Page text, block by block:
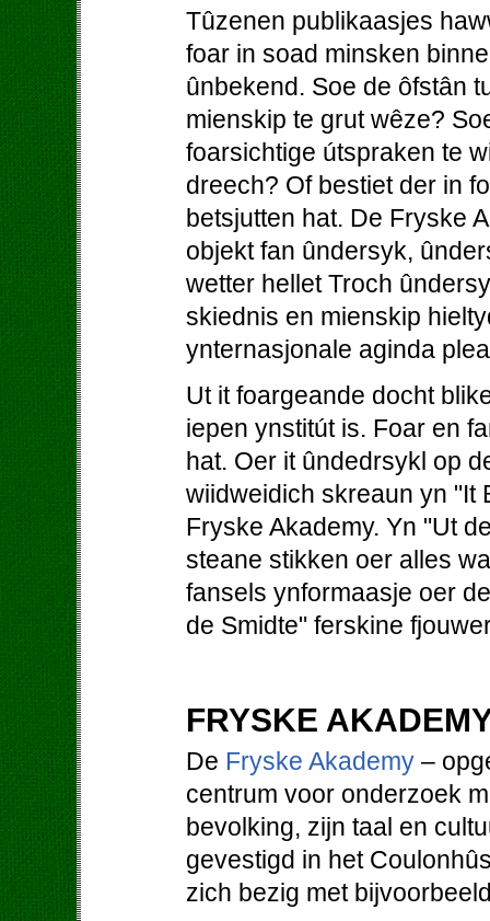
Tûzenen publikaasjes
foar in soad minsken
ûnbekend. Soe de ôfstân
mienskip te grut wêze?
foarsichtige útspraken te
dreech? Of bestiet der in
betsjutten hat. De Fryske
objekt fan ûndersyk,
wetter hellet Troch
skiednis en mienskip
ynternasjonale aginda
Ut it foargeande docht
iepen ynstitút is. Foar en
hat. Oer it ûndedrsykl op
wiidweidich skreaun yn "It
Fryske Akademy. Yn "Ut
steane stikken oer alles
fansels ynformaasje oer
de Smidte" ferskine
FRYSKE
De Fryske Akademy –
centrum voor onderzoek
bevolking, zijn taal en
gevestigd in het
zich bezig met